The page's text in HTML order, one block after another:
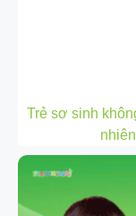
Trẻ sơ sinh